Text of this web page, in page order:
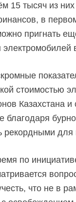
15 тысяч из
в
пригнать
электромобилей
стоимостью
Казахстана
благодаря
рекордными
по
что не в